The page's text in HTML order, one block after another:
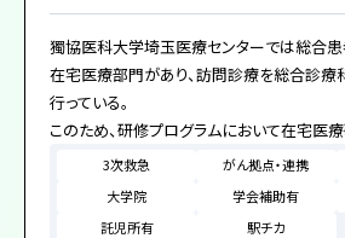
獨協医科大学埼玉医療センターでは総合
在宅医療部門があり、訪問診療を総合診療
行っている。
このため、研修プログラムにおいて在宅医
みでは体得できない広い視野を持った医療
3次救急 がん拠点・連携
大学院
学会補助有
託児所有
駅チカ